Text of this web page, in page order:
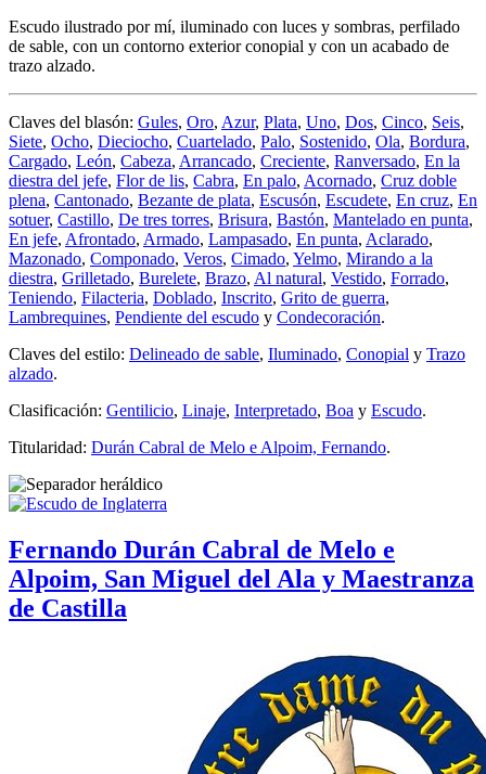
Escudo ilustrado por mí, iluminado con luces y sombras, perfilado
de sable, con un contorno exterior conopial y con un acabado de
trazo alzado.
Claves del blasón: Gules, Oro, Azur, Plata, Uno, Dos, Cinco, Seis,
Siete, Ocho, Dieciocho, Cuartelado, Palo, Sostenido, Ola, Bordura,
Cargado, León, Cabeza, Arrancado, Creciente, Ranversado, En la
diestra del jefe, Flor de lis, Cabra, En palo, Acornado, Cruz doble
plena, Cantonado, Bezante de plata, Escusón, Escudete, En cruz, En
sotuer, Castillo, De tres torres, Brisura, Bastón, Mantelado en punta,
En jefe, Afrontado, Armado, Lampasado, En punta, Aclarado,
Mazonado, Componado, Veros, Cimado, Yelmo, Mirando a la
diestra, Grilletado, Burelete, Brazo, Al natural, Vestido, Forrado,
Teniendo, Filacteria, Doblado, Inscrito, Grito de guerra,
Lambrequines, Pendiente del escudo y Condecoración.
Claves del estilo: Delineado de sable, Iluminado, Conopial y Trazo
alzado.
Clasificación: Gentilicio, Linaje, Interpretado, Boa y Escudo.
Titularidad: Durán Cabral de Melo e Alpoim, Fernando.
Fernando Durán Cabral de Melo e
Alpoim, San Miguel del Ala y Maestranza
de Castilla